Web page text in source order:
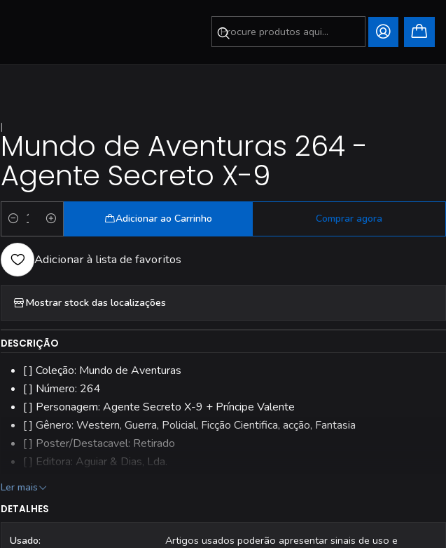
|Mundo de Aventuras 264 -
Agente Secreto X-9
Quantidade
Adicionar ao Carrinho Comprar agora
Adicionar à lista de favoritos
Mostrar stock das localizações
DESCRIÇÃO
[ ] Coleção: Mundo de Aventuras
[ ] Número: 264
[ ] Personagem: Agente Secreto X-9 + Príncipe Valente
[ ] Gênero: Western, Guerra, Policial, Ficção Cientifica, acção, Fantasia
[ ] Poster/Destacavel: Retirado
[ ] Editora: Aguiar & Dias, Lda.
[ ] Estado: Usado
Ler mais
DETALHES
Usado:
Artigos usados poderão apresentar sinais de uso e